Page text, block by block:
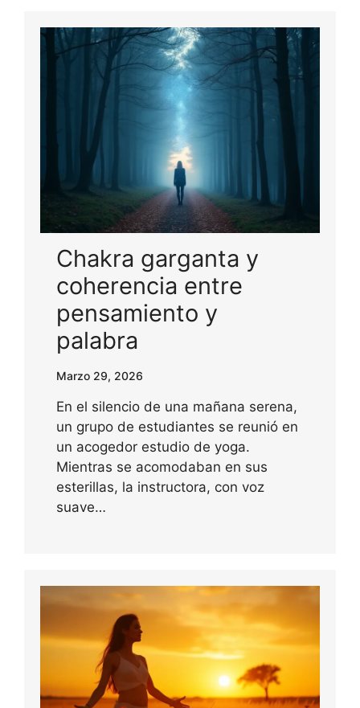
Chakra garganta y
coherencia entre
pensamiento y
palabra
Marzo 29, 2026
En el silencio de una mañana serena,
un grupo de estudiantes se reunió en
un acogedor estudio de yoga.
Mientras se acomodaban en sus
esterillas, la instructora, con voz
suave…